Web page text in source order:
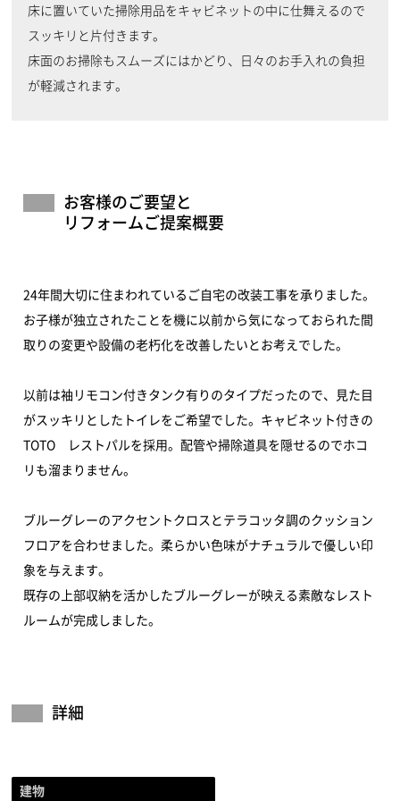
床に置いていた掃除用品をキャビネットの中に仕舞えるので
スッキリと片付きます。
床面のお掃除もスムーズにはかどり、日々のお手入れの負担
が軽減されます。
お客様のご要望と
リフォームご提案概要
24年間大切に住まわれているご自宅の改装工事を承りました。
お子様が独立されたことを機に以前から気になっておられた間
取りの変更や設備の老朽化を改善したいとお考えでした。
以前は袖リモコン付きタンク有りのタイプだったので、見た目
がスッキリとしたトイレをご希望でした。キャビネット付きの
TOTO レストパルを採用。配管や掃除道具を隠せるのでホコ
リも溜まりません。
ブルーグレーのアクセントクロスとテラコッタ調のクッション
フロアを合わせました。柔らかい色味がナチュラルで優しい印
象を与えます。
既存の上部収納を活かしたブルーグレーが映える素敵なレスト
ルームが完成しました。
詳細
建物